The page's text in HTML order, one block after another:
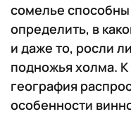
сомелье способны
определить, в
и даже то, росли
подножья холма.
география
особенности